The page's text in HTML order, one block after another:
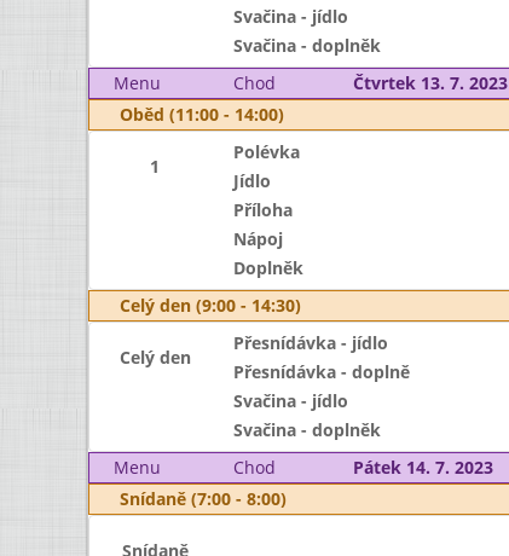
Svačina - jídlo
Svačina - doplněk
Menu
Chod Čtvrtek 13. 7. 2023
Oběd (11:00 - 14:00)
1
Polévka
Jídlo
Příloha
Nápoj
Doplněk
Celý den (9:00 - 14:30)
Celý den
Přesnídávka - jídlo
Přesnídávka - doplně
Svačina - jídlo
Svačina - doplněk
Menu
Chod Pátek 14. 7. 2023
Snídaně (7:00 - 8:00)
Snídaně